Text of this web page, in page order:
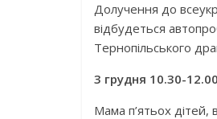
Долучення до
відбудеться
Тернопільського
3 грудня 10.30-12.00
Мама п’ятьох дітей,